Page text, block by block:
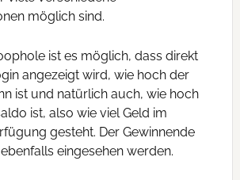
möglich sind.
ist es möglich, dass direkt
angezeigt wird, wie hoch der
ist und natürlich auch, wie hoch
ist, also wie viel Geld im
gesteht. Der Gewinnende
eingesehen werden.